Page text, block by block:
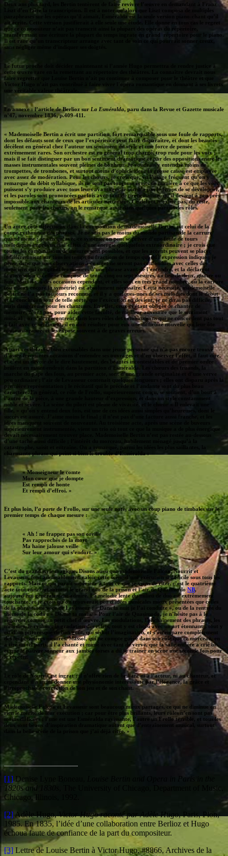
Deux ans plus tard, les Bertin tentèrent de faire revivre l’œuvre en demandant à Franz
Liszt d’en faire la transcription. Il est à noter qu’alors que Liszt composa de multiples
paraphrases sur les opéras qu’il aimait, Esméralda est la seule version piano-chant qu’il
ait écrite. Cette version justifierait à elle seule une étude. Elle donne en tous cas le regret
que ce compositeur n’ait pas transcrit ainsi la plupart des opéras du répertoire,
transformant une écriture la plupart du temps ingrate en grand répertoire pour le piano.
Il est rare qu’un transcripteur arrange avec tant de soin ce qui pourrait sonner creux,
sans négliger même d’indiquer ses doigtés.
Le futur proche doit décider maintenant si l’année Hugo permettra de rendre justice à
cette œuvre rare en la remettant au répertoire des théâtres. La connaître devrait nous
faire regretter que Louise Bertin n’ait pu continuer à composer pour le théâtre et que
Victor Hugo n’ait pas contribué à faire vivre l’opéra romantique en donnant à ses livrets
une véritable valeur théâtrale.
En annexe : l’article de Berlioz sur La Esméralda, paru dans la Revue et Gazette musicale
n°47, novembre 1836, p.409-411.
« Mademoiselle Bertin a écrit une partition, fort remarquable sous une foule de rapports,
dont les défauts sont de ceux que l’expérience peut faire disparaître, et dont les beautés
décèlent en général chez l’auteur un sentiment du style et une force de pensée
extrêmement rares. Son orchestre est en général trop chargé, trop rude pour les voix ;
mais il se fait distinguer par un bon sentiment dramatique et par des oppositions entre les
masses instrumentales souvent pleines de bonheur. Je voudrais y entendre moins de
trompettes, de trombones, et surtout moins d’ophicléides : la grosse caisse est employée
avec assez de modération. Pour les chœurs, je crois que, vu l’usage fréquent qu’on y
remarque du débit syllabique, ils ne sont pas toujours écrits de manière à ce que les voix
puissent s’y produire avec tous leurs avantages, le son n’a pas le temps de se développer,
et les paroles sont prononcées parfois avec tant de précipitation, qu’il devient à peu près
impossible aux chanteurs de les articuler nettement. Ce défaut n’existe pas, du reste,
seulement pour les chœurs, on le remarque aussi dans quelques parties des rôles.
Un autre côté défectueux dans la composition de mademoiselle Bertin, est celui de la
coupe rythmique des phrases. Je ne suis pas le moins du monde partisan de la carrure
quand même ; je sais qu’avec ce système, on peut se priver d’une foule de tours
mélodiques imprévus et d’effets d’une énergie quelquefois extraordinaire ; je crois que
toutes les combinaisons de mesures sont possibles, et que les accents peuvent se placer
indifféremment sur tous les temps ou fractions de temps quand l’expression indique ; je
pense donc que mes observations à ce sujet ne seront pas confondues avec celles des
musiciens qui comptent les mesures d’une phrase avant de l’entendre, et la déclarent
fautive selon qu’elle se compose de trois, cinq ou sept mesures, au lieu de deux, quatre ou
huit. Mais il y a des occasions cependant, et elles sont en très grand nombre, où la carrure
(ou mieux encore la symétrie) est absolument nécessaire. Cette nécessité, mademoiselle
Bertin ne l’a pas toujours reconnue, et il y a quelques-unes de ses mélodies dont le début
et la conclusion sont de telle sorte, que l’exécution en devient, je ne dirai pas difficile,
mais dangereuse pour les chanteurs. En effet, ceux-ci étant obligés de chanter de
mémoire, n’ont pas, pour aider cette faculté, de meilleur auxiliaire que le sentiment
musical ; or s’ils rencontrent dans leurs rôles des combinaisons qui ne concordent pas tout
à fait avec ce sentiment, il en doit résulter pour eux une difficulté nouvelle qui leur ôte
toute assurance, et les expose souvent à de graves erreurs.
A part ces défauts, bien excusables dans une jeune personne qui n’a pas encore trouvé
d’assez fréquentes occasions d’entendre ses ouvrages et d’en observer l’effet, il faut dire,
et c’est un devoir de le dire hautement, des beautés incontestables et du premier ordre
brillent en maint endroit dans la partition d’Esméralda. Les chœurs des truands, la
marche du pape des fous, au premier acte, sont d’une grande originalité et d’une verve
peu ordinaire ; l’air de Levasseur contenait quelques longueurs ; elles ont disparu après la
première représentation ; le récitatif qui le précède et l’andante sont du plus beau
caractère. En général, ce rôle de Frollo, supérieurement conçu, se soutient, d’un bout à
l’autre de la pièce, à une grande hauteur d’expression, et dans un style constamment
noble et sévère. La scène du pilori est pleine de vivacité, et le chœur « Il enlevait une
fille, » qu’on y entend deux fois, est une de ces idées aussi simples qu’heureuses, dont le
succès est assuré. J’aime moins le final ; il n’est pas d’une facture aussi franche, et les
idées manquent souvent de nouveauté. Au troisième acte, après une scène de buveurs
supérieurement instrumentée, vient un trio où tout ce que la musique a de plus énergique
devait nécessairement trouver place. Mademoiselle Bertin n’est pas restée au-dessous
d’une tache aussi difficile ; l’intérêt du morceau, habilement ménagé jusqu’à la
catastrophe, saisit et entraîne. On a remarqué, parmi les idées les plus saillantes, la
charmante phrase qui peint si bien le trouble d’Esméralda :
« Monseigneur le comte
Mon cœur que je dompte
Est rempli de honte
Et rempli d’effroi. »
Et plus loin, l’a parte de Frollo, sur une seule note, avec un coup piano de timbales sur le
premier temps de chaque mesure :
« Ah ! ne frappez pas son oreille
Pas rapprochés de la mort
Ma haine jalouse veille
Sur leur amour qui s’endort. »
C’est du grand style tragique. Disons aussi que mademoiselle Falcon, Nourrit et
Levasseur, font admirablement valoir cette scène d’une exécution si difficile sous tous les
rapports. Mais ce qui paraît supérieur à tout ce que je viens de citer, c’est le quatrième
acte tout entier, et surtout le grand duo de la prison et l’air de QuasimodoNB,
aujourd’hui généralement admiré. La mélodie lente du milieu de duo est extrêmement
touchante, et je crois qu’on trouverait peu d’idées musicales mieux présentées que celles
de la phrasesotto vocede Levasseur : « Dans la nuit je l’ai conduite », ou de la rentrée du
thème de la coda : « Donne ta main. » Pour l’air de Quasimodo, je n’hésite pas à le
regarder comme un petit chef d’œuvre. Les modulations, l’enchaînement des phrases, les
mélodies, le rythme, la gradation des effets, tout y est choisi avec un art étonnant ; tout y
est d’un pittoresque de bon goût, qui séduit l’imagination, et s’en empare complètement
dès les premières mesures. Massol, qui ne compte guère dans son rôle que ce morceau, en
a tiré un tel parti, il l’a chanté et mimé avec tant de verve, que la salle entière a crié bis,
et que le pauvre sonneur aux jambes torses a dû se traîner en scène une seconde fois pour
le répéter.
Le rôle de Nourrit est ingrat ; il n’offre rien de brillant ni à l’acteur, ni au chanteur, et
cependant il a su lui donner une physionomie intéressante par l’élégance, la grâce et
l’irréprochable correction de son jeu et de son chant.
Mademoiselle Falcon et Levasseur sont beaucoup mieux partagés, ce qui ne diminue en
rien le mérite de leur exécution ; car pour être plus brillants, leurs rôles n’en sont pas
moins difficiles ; l’une est une Esméralda ravissante, l’autre un Frollo terrible, et tous les
deux sont beaux d’inspiration dramatique autant que d’entraînement musical, surtout
dans la belle scène de la prison que j’ai déjà citée. »
[1] Denise Lyne Boneau,
Louise Bertin and Opera in Paris in the
1820s and 1830s
, The University of Chicago, Department of Music,
Chicago, Illinois, 1992.
[2] Adèle Hugo,Victor Hugo raconté par Adèle Hugo, Paris, Plon,
1985. En 1835, l’idée d’une collaboration entre Berlioz et Hugo
échoua faute de confiance de la part du compositeur.
[3] Lettre de Louise Bertin à Victor Hugo, #8866, Archives de la